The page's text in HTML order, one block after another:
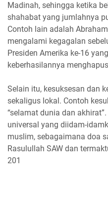
Madinah, sehingga ketika
shahabat yang jumlahnya
Contoh lain adalah
mengalami kegagalan
Presiden Amerika ke-16
keberhasilannya
Selain itu, kesuksesan dan
sekaligus lokal. Contoh
“selamat dunia dan
universal yang diidam-
muslim, sebagaimana doa
Rasulullah SAW dan
201